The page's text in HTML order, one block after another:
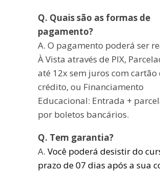
Q. Quais são as formas de
pagamento?
A. O pagamento poderá ser
À Vista através de PIX,
até 12x sem juros com cartão
crédito, ou Financiamento
Educacional: Entrada +
por boletos bancários.
Q. Tem garantia?
A. Você poderá desistir do
prazo de 07 dias após a sua